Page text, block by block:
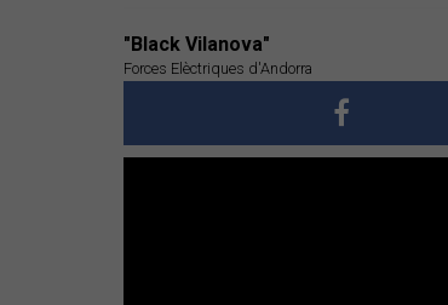
"Black Vilanova"
Forces Elèctriques d'Andorra